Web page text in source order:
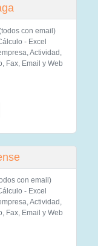
con email)
- Excel
Actividad,
Fax, Email y Web
con email)
- Excel
Actividad,
Fax, Email y Web